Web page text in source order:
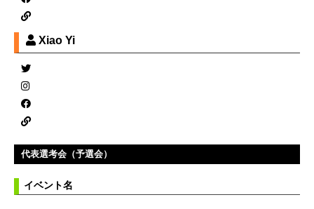
Xiao Yi
代表選考会（予選会）
イベント名